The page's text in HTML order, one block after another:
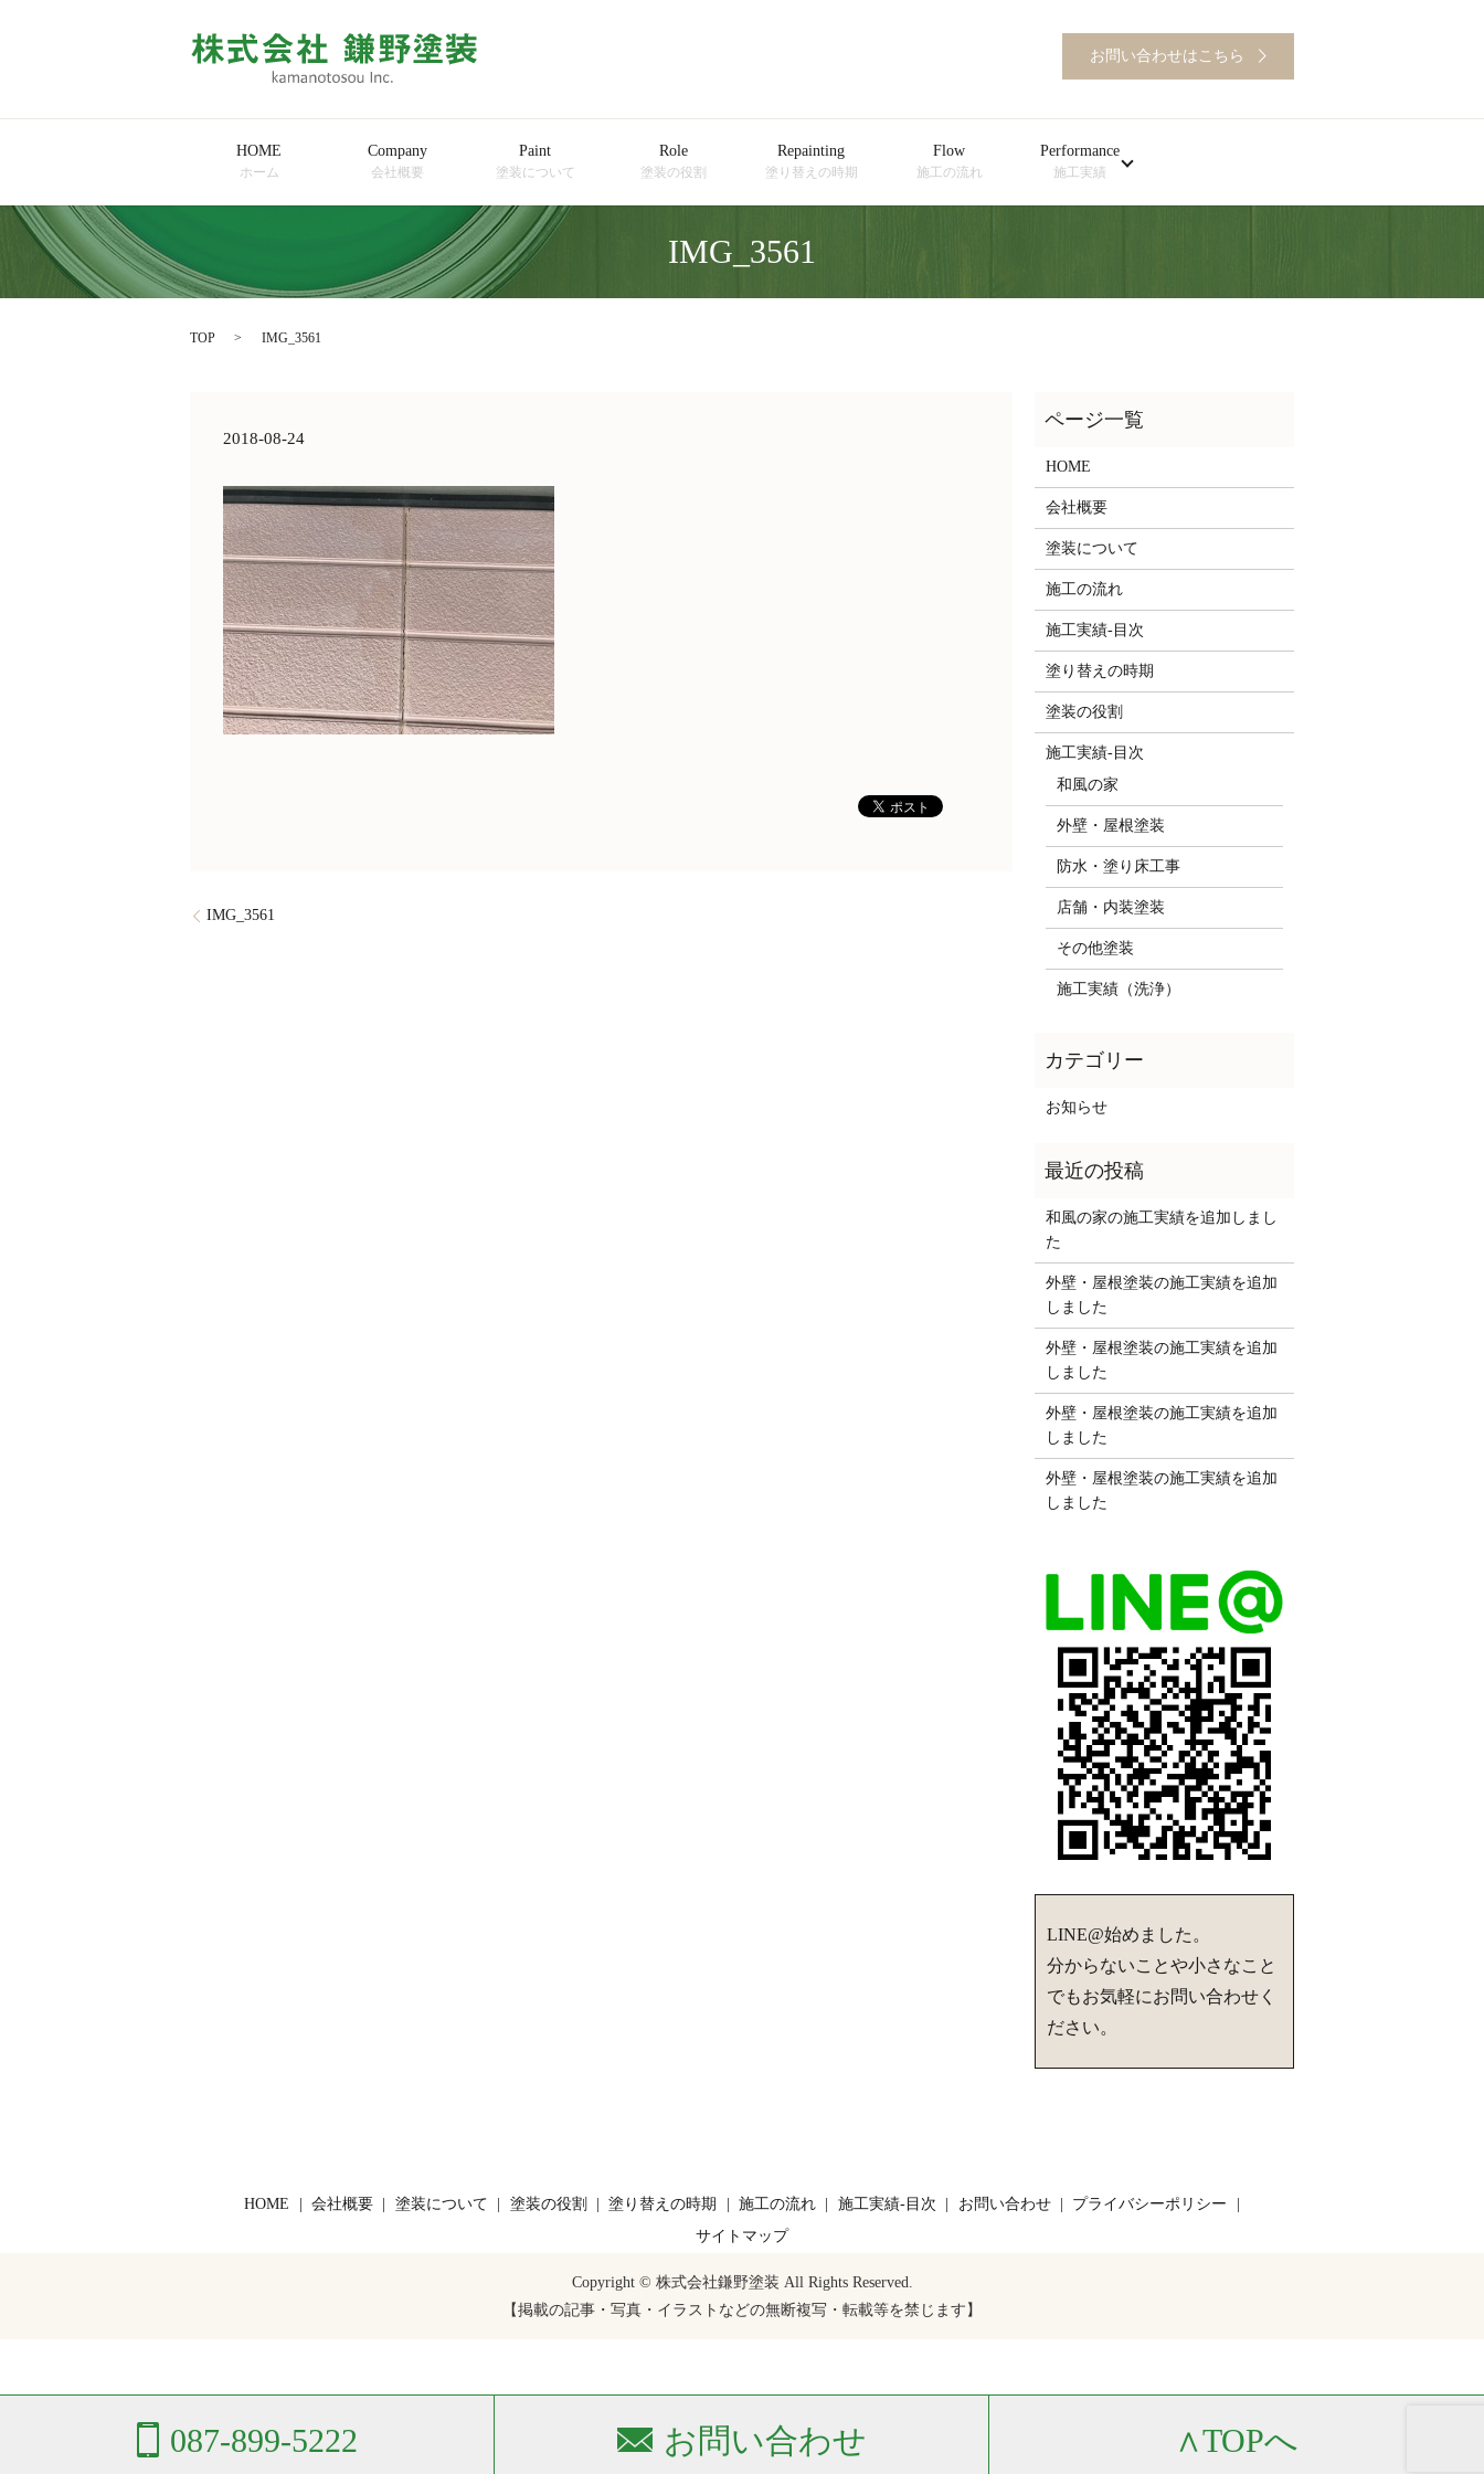
お問い合わせはこちら
HOME
ホーム
Company
会社概要
Paint
塗装について
Role
塗装の役割
Repainting
塗り替えの時期
Flow
施工の流れ
Performance
施工実績
IMG_3561
TOP IMG_3561
2018-08-24
IMG_3561
HOME
会社概要
塗装について
施工の流れ
施工実績-目次
塗り替えの時期
塗装の役割
施工実績-目次
和風の家
外壁・屋根塗装
防水・塗り床工事
店舗・内装塗装
その他塗装
施工実績（洗浄）
お知らせ
和風の家の施工実績を追加しまし
た
外壁・屋根塗装の施工実績を追加
しました
外壁・屋根塗装の施工実績を追加
しました
外壁・屋根塗装の施工実績を追加
しました
外壁・屋根塗装の施工実績を追加
しました
LINE@始めました。
分からないことや小さなこと
でもお気軽にお問い合わせく
ださい。
087-899-5222 お問い合わせ ∧TOPへ
HOME 会社概要 塗装について 塗装の役割 塗り替えの時期 施工の流れ 施工実績-目次 お問い合わせ
プライバシーポリシー
サイトマップ
Copyright © 株式会社鎌野塗装 All Rights Reserved.
【掲載の記事・写真・イラストなどの無断複写・転載等を禁じます】